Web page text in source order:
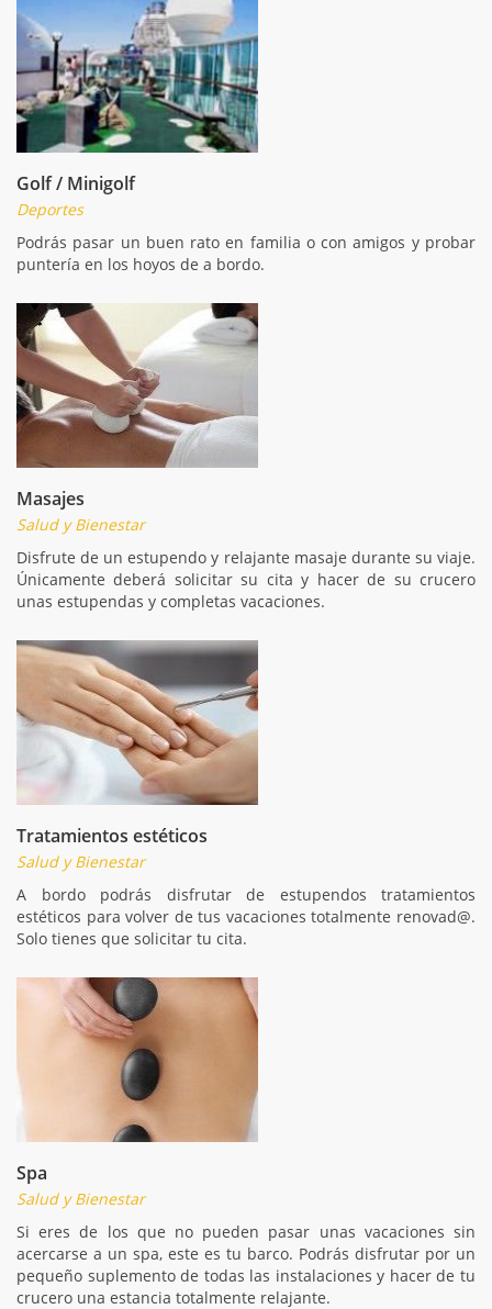
Golf / Minigolf
Deportes
Podrás pasar un buen rato en familia o con amigos y probar
puntería en los hoyos de a bordo.
Masajes
Salud y Bienestar
Disfrute de un estupendo y relajante masaje durante su viaje.
Únicamente deberá solicitar su cita y hacer de su crucero
unas estupendas y completas vacaciones.
Tratamientos estéticos
Salud y Bienestar
A bordo podrás disfrutar de estupendos tratamientos
estéticos para volver de tus vacaciones totalmente renovad@.
Solo tienes que solicitar tu cita.
Spa
Salud y Bienestar
Si eres de los que no pueden pasar unas vacaciones sin
acercarse a un spa, este es tu barco. Podrás disfrutar por un
pequeño suplemento de todas las instalaciones y hacer de tu
crucero una estancia totalmente relajante.